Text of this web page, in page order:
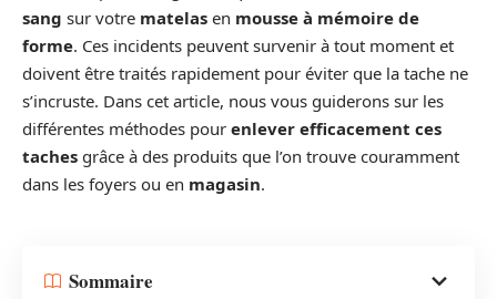
sang sur votre matelas en mousse à mémoire de
forme. Ces incidents peuvent survenir à tout moment et
doivent être traités rapidement pour éviter que la tache ne
s’incruste. Dans cet article, nous vous guiderons sur les
différentes méthodes pour enlever efficacement ces
taches grâce à des produits que l’on trouve couramment
dans les foyers ou en magasin.
Sommaire